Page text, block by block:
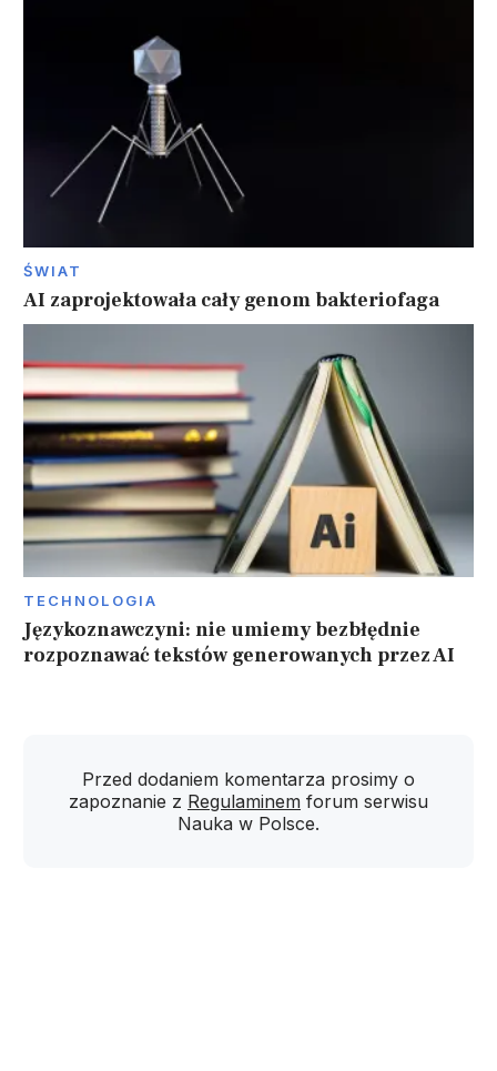
ŚWIAT
AI zaprojektowała cały genom bakteriofaga
TECHNOLOGIA
Językoznawczyni: nie umiemy bezbłędnie
rozpoznawać tekstów generowanych przez AI
Przed dodaniem komentarza prosimy o
zapoznanie z Regulaminem forum serwisu
Nauka w Polsce.